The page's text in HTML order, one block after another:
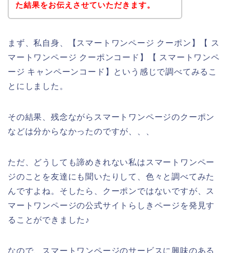
た結果をお伝えさせていただきます。
まず、私自身、【スマートワンページ クーポン】【 ス
マートワンページ クーポンコード】【 スマートワンペ
ージ キャンペーンコード】という感じで調べてみるこ
とにしました。
その結果、残念ながらスマートワンページのクーポン
などは分からなかったのですが、、、
ただ、どうしても諦めきれない私はスマートワンペー
ジのことを友達にも聞いたりして、色々と調べてみた
んですよね。そしたら、クーポンではないですが、ス
マートワンページの公式サイトらしきページを発見す
ることができました♪
なので、スマートワンページのサービスに興味のある